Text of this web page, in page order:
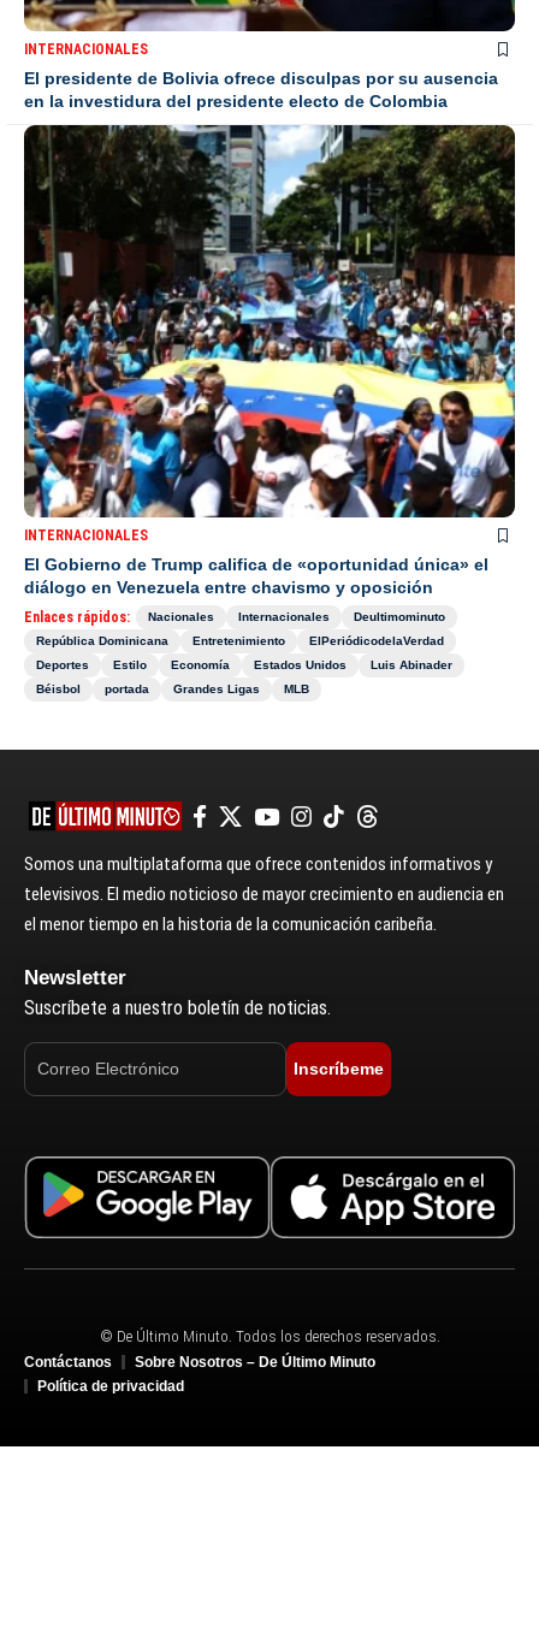
INTERNACIONALES
El presidente de Bolivia ofrece disculpas por su ausencia
en la investidura del presidente electo de Colombia
INTERNACIONALES
El Gobierno de Trump califica de «oportunidad única» el
diálogo en Venezuela entre chavismo y oposición
Enlaces rápidos: Nacionales Internacionales
Deultimominuto
República Dominicana
Entretenimiento
ElPeriódicodelaVerdad
Deportes
Estilo Economía Estados Unidos
Luis Abinader
Béisbol
portada Grandes Ligas MLB
Somos una multiplataforma que ofrece contenidos informativos y
televisivos. El medio noticioso de mayor crecimiento en audiencia en
el menor tiempo en la historia de la comunicación caribeña.
Newsletter
Suscríbete a nuestro boletín de noticias.
Inscríbeme
© De Último Minuto. Todos los derechos reservados.
Contáctanos
Sobre Nosotros – De Último Minuto
Política de privacidad